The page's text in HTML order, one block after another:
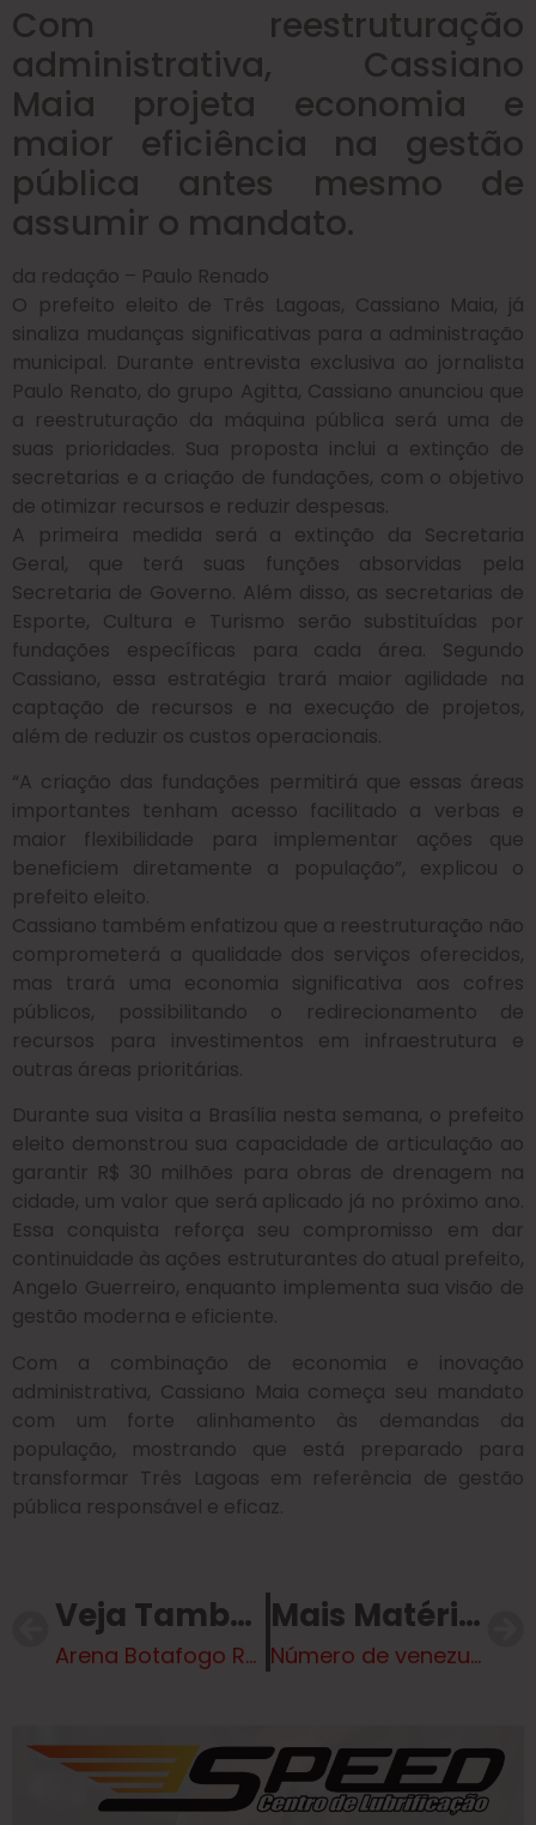
Com reestruturação
administrativa, Cassiano
Maia projeta economia e
maior eficiência na gestão
pública antes mesmo de
assumir o mandato.
da redação – Paulo Renado
O prefeito eleito de Três Lagoas, Cassiano Maia, já
sinaliza mudanças significativas para a administração
municipal. Durante entrevista exclusiva ao jornalista
Paulo Renato, do grupo Agitta, Cassiano anunciou que
a reestruturação da máquina pública será uma de
suas prioridades. Sua proposta inclui a extinção de
secretarias e a criação de fundações, com o objetivo
de otimizar recursos e reduzir despesas.
A primeira medida será a extinção da Secretaria
Geral, que terá suas funções absorvidas pela
Secretaria de Governo. Além disso, as secretarias de
Esporte, Cultura e Turismo serão substituídas por
fundações específicas para cada área. Segundo
Cassiano, essa estratégia trará maior agilidade na
captação de recursos e na execução de projetos,
além de reduzir os custos operacionais.
“A criação das fundações permitirá que essas áreas
importantes tenham acesso facilitado a verbas e
maior flexibilidade para implementar ações que
beneficiem diretamente a população”, explicou o
prefeito eleito.
Cassiano também enfatizou que a reestruturação não
comprometerá a qualidade dos serviços oferecidos,
mas trará uma economia significativa aos cofres
públicos, possibilitando o redirecionamento de
recursos para investimentos em infraestrutura e
outras áreas prioritárias.
Durante sua visita a Brasília nesta semana, o prefeito
eleito demonstrou sua capacidade de articulação ao
garantir R$ 30 milhões para obras de drenagem na
cidade, um valor que será aplicado já no próximo ano.
Essa conquista reforça seu compromisso em dar
continuidade às ações estruturantes do atual prefeito,
Angelo Guerreiro, enquanto implementa sua visão de
gestão moderna e eficiente.
Com a combinação de economia e inovação
administrativa, Cassiano Maia começa seu mandato
com um forte alinhamento às demandas da
população, mostrando que está preparado para
transformar Três Lagoas em referência de gestão
pública responsável e eficaz.
Veja Também
Arena Botafogo Realiza Torneio do união são João
Mais Matérias
Número de venezuelanos presos em Roraima aumentou 500% em 6 anos